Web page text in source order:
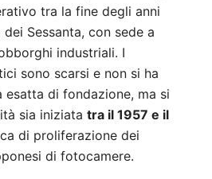
tra la fine degli anni
dei Sessanta, con sede a
industriali. I
sono scarsi e non si ha
di fondazione, ma si
sia iniziata tra il 1957 e il
di proliferazione dei
di fotocamere.